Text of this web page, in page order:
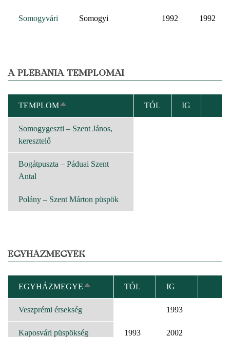
Somogyvári Somogyi 1992 1992
A PLÉBÁNIA TEMPLOMAI
TEMPLOMCSÖKKENŐ
RENDEZÉS
TÓL IG
Somogygeszti – Szent János,
keresztelő
Bogátpuszta – Páduai Szent
Antal
Polány – Szent Márton püspök
EGYHÁZMEGYÉK
EGYHÁZMEGYECSÖKKENŐ
RENDEZÉS
TÓL IG
Veszprémi érsekség 1993
Kaposvári püspökség 1993 2002